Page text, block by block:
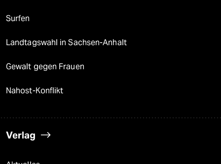
Surfen
Landtagswahl in Sachsen-Anhalt
Gewalt gegen Frauen
Nahost-Konflikt
Verlag